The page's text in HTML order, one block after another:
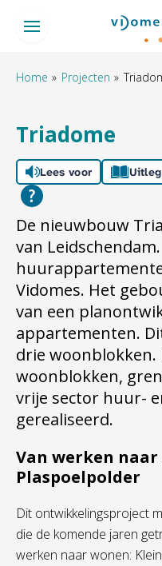
Naar hoofdinhoud
Naar hoofdnavigatiemenu
Naar zoeken
Naar de
Ga naar Hoofd
Home Projecten
Triadome
Lees voor
De nieuwbouw
van
Vidomes. Het
van een
appartementen.
drie woonblokken.
woonblokken,
vrije sector huur-
gerealiseerd.
Van werken naar
Plaspoelpolder
Dit ontwikkelingsproject
die de komende jaren
werken naar wonen: